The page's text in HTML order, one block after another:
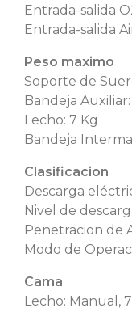
Entrada-salida
Entrada-salida
Peso maximo
Soporte de
Bandeja Auxiliar:
Lecho: 7 Kg
Bandeja
Clasificacion
Descarga
Nivel de
Penetracion de
Modo de
Cama
Lecho: Manual,